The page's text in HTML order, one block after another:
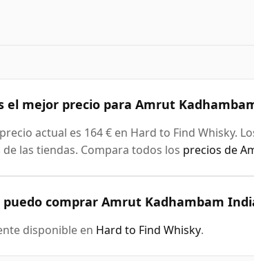
el mejor precio para Amrut
actual es 164 € en Hard to Find Whisky.
de las tiendas. Compara todos los precios de
puedo comprar Amrut Kadhambam
disponible en Hard to Find Whisky.